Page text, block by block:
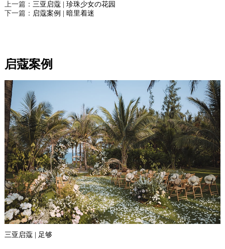
上一篇： 三亚启蔻 | 珍珠少女の花园
下一篇： 启蔻案例 | 暗里着迷
启蔻案例
三亚启蔻 | 足够